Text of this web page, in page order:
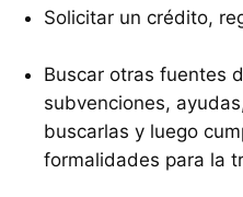
Solicitar un crédito,
Buscar otras fuentes
subvenciones,
buscarlas y luego
formalidades para la